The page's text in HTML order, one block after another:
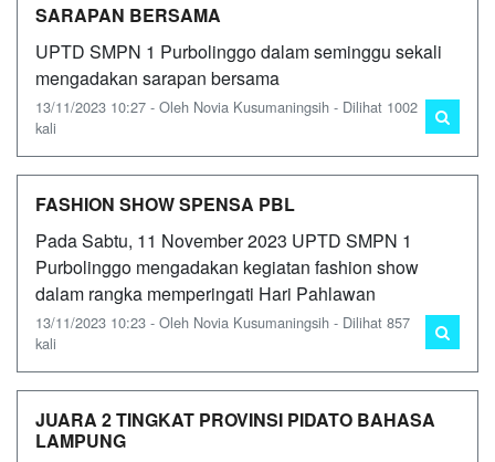
SARAPAN BERSAMA
UPTD SMPN 1 Purbolinggo dalam seminggu sekali
mengadakan sarapan bersama
13/11/2023 10:27 - Oleh Novia Kusumaningsih - Dilihat 1002
kali
FASHION SHOW SPENSA PBL
Pada Sabtu, 11 November 2023 UPTD SMPN 1
Purbolinggo mengadakan kegiatan fashion show
dalam rangka memperingati Hari Pahlawan
13/11/2023 10:23 - Oleh Novia Kusumaningsih - Dilihat 857
kali
JUARA 2 TINGKAT PROVINSI PIDATO BAHASA
LAMPUNG